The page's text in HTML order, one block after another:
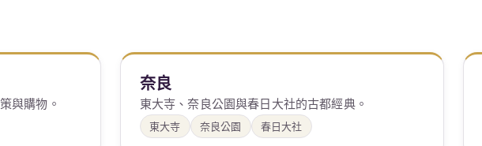
與購物。
奈良
東大寺、奈良公園與春日大社的古都經典。
東大寺 奈良公園 春日大社